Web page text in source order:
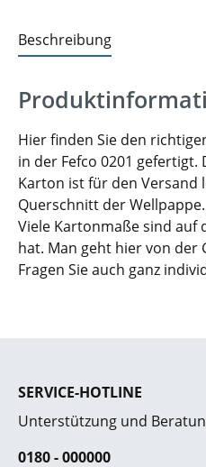
Beschreibung
Hier finden Sie den
in der Fefco 0201
Karton ist für den Versand
Querschnitt der Wellpappe.
Viele Kartonmaße sind auf
hat. Man geht hier von der
Fragen Sie auch ganz
SERVICE-HOTLINE
Unterstützung und
0180 - 000000